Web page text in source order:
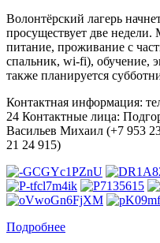
Волонтёрский лагерь
просуществует две
питание, проживание с
спальник, wi-fi), обучение,
также планируется
Контактная информация:
24 Контактные лица:
Васильев Михаил (+7 953
21 24 915)
Подробнее